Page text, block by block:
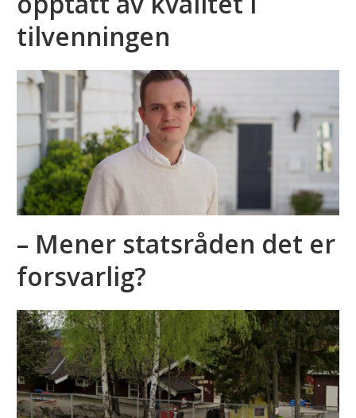
tilvenningen
– Mener statsråden det er
forsvarlig?